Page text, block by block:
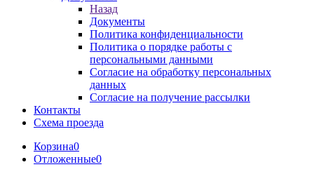
Назад
Документы
Политика конфиденциальности
Политика о порядке работы с
персональными данными
Согласие на обработку персональных
данных
Согласие на получение рассылки
Контакты
Схема проезда
Корзина0
Отложенные0